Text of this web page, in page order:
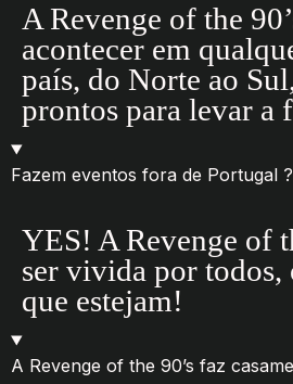
A Revenge of the
acontecer em
país, do Norte ao
prontos para levar a
Fazem eventos fora de Portugal ?
YES! A Revenge of
ser vivida por todos,
que estejam!
A Revenge of the 90’s faz